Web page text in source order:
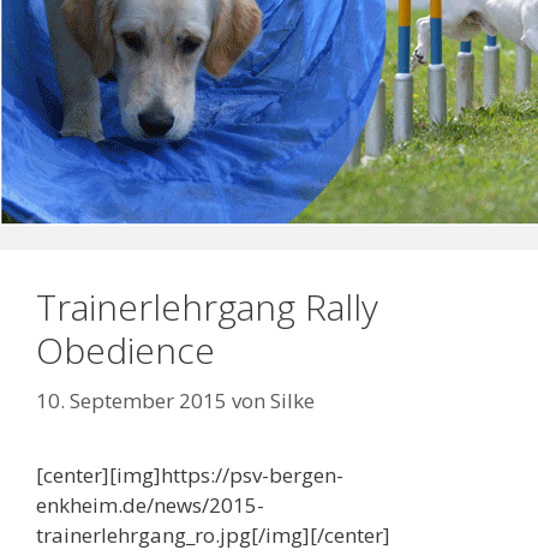
Trainerlehrgang Rally
Obedience
10. September 2015 von Silke
[center][img]https://psv-bergen-
enkheim.de/news/2015-
trainerlehrgang_ro.jpg[/img][/center]